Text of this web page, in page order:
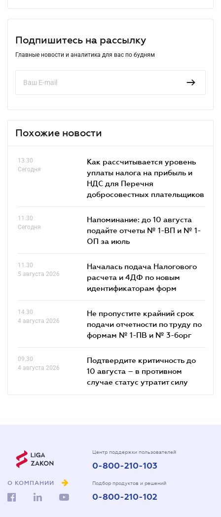
Подпишитесь на рассылку
Главные новости и аналитика для вас по будням
Похожие новости
13.30
Сегодня
Как рассчитывается уровень
уплаты налога на прибыль и
НДС для Перечня
добросовестных плательщиков
11.30
Сегодня
Напоминание: до 10 августа
подайте отчеты № 1-ВП и № 1-
ОП за июль
11.30
5 августа 2026
Началась подача Налогового
расчета и 4ДФ по новым
идентификаторам форм
14.30
4 августа 2026
Не пропустите крайний срок
подачи отчетности по труду по
формам № 1-ПВ и № 3-борг
09.30
4 августа 2026
Подтвердите критичность до
10 августа – в противном
случае статус утратит силу
О КОМПАНИИ
Центр поддержки пользователей
0-800-210-103
Подбор продуктов и решений
0-800-210-102